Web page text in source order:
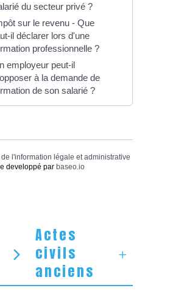
du secteur privé ?
sur le revenu - Que
il déclarer lors d'une
professionnelle ?
employeur peut-il
à la demande de
de son salarié ?
l'information légale et administrative
developpé par baseo.io
Actes
civils
anciens